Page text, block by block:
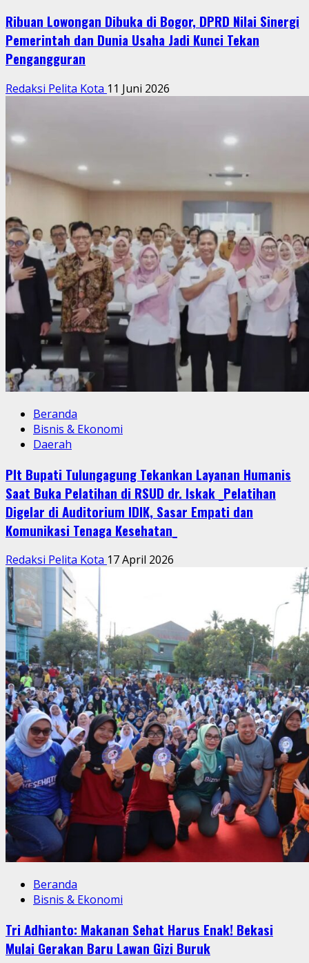
Ribuan Lowongan Dibuka di Bogor, DPRD Nilai Sinergi
Pemerintah dan Dunia Usaha Jadi Kunci Tekan
Pengangguran
Redaksi Pelita Kota 11 Juni 2026
Beranda
Bisnis & Ekonomi
Daerah
Plt Bupati Tulungagung Tekankan Layanan Humanis
Saat Buka Pelatihan di RSUD dr. Iskak _Pelatihan
Digelar di Auditorium IDIK, Sasar Empati dan
Komunikasi Tenaga Kesehatan_
Redaksi Pelita Kota 17 April 2026
Beranda
Bisnis & Ekonomi
Tri Adhianto: Makanan Sehat Harus Enak! Bekasi
Mulai Gerakan Baru Lawan Gizi Buruk